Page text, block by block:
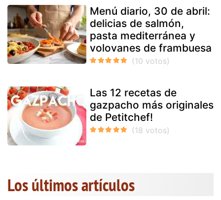
Menú diario, 30 de abril:
delicias de salmón,
pasta mediterránea y
volovanes de frambuesa
Las 12 recetas de
gazpacho más originales
de Petitchef!
Los últimos artículos